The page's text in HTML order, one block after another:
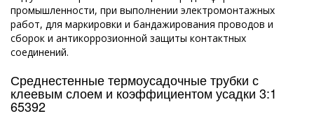
промышленности, при выполнении электромонтажных
работ, для маркировки и бандажирования проводов и
сборок и антикоррозионной защиты контактных
соединений.
Среднестенные термоусадочные трубки с
клеевым слоем и коэффициентом усадки 3:1
65392